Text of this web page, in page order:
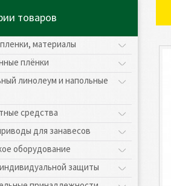
товаров
материалы
плёнки
линолеум и напольные
средства
для занавесов
оборудование
защиты